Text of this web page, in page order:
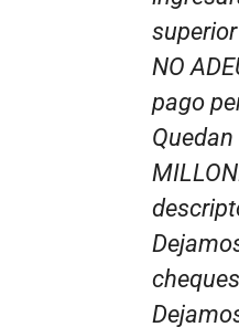
NO
pago